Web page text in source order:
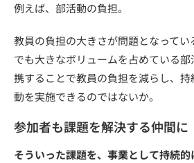
例えば、部活動の負担。
教員の負担の大きさが問題となって
でも大きなボリュームを占めている
携することで教員の負担を減らし、
動を実施できるのではないか。
参加者も課題を解決する仲間に
そういった課題を、事業として持続的